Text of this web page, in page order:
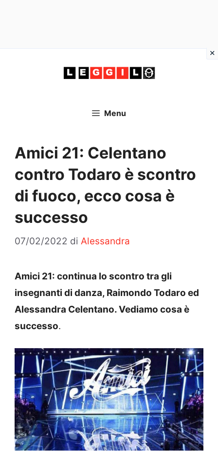
Menu
Amici 21: Celentano
contro Todaro è scontro
di fuoco, ecco cosa è
successo
07/02/2022 di Alessandra
Amici 21: continua lo scontro tra gli
insegnanti di danza, Raimondo Todaro ed
Alessandra Celentano. Vediamo cosa è
successo.